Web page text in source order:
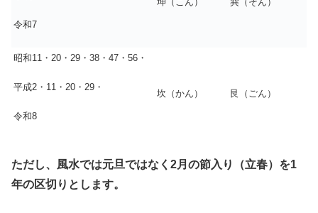
令和7
昭和11・20・29・38・47・56・
平成2・11・20・29・
令和8
坎（かん） 艮（ごん）
ただし、風水では元旦ではなく2月の節入り（立春）を1
年の区切りとします。